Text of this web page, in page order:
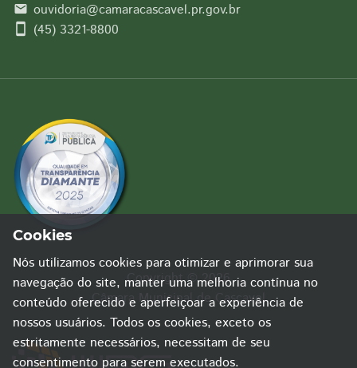
email ouvidoria@camaracascavel.pr.gov.br
smartphone (45) 3321-8800
Copyright © 2026
Câmara Municipal de Cascavel
Cookies
Nós utilizamos cookies para otimizar e aprimorar sua
navegação do site, manter uma melhoria contínua no
conteúdo oferecido e aperfeiçoar a experiência de
nossos usuários. Todos os cookies, exceto os
estritamente necessários, necessitam de seu
consentimento para serem executados.